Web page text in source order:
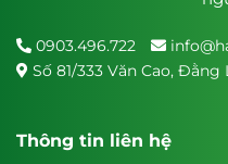
0903.496.722
Số 81/333 Văn Cao,
Thông tin liên hệ